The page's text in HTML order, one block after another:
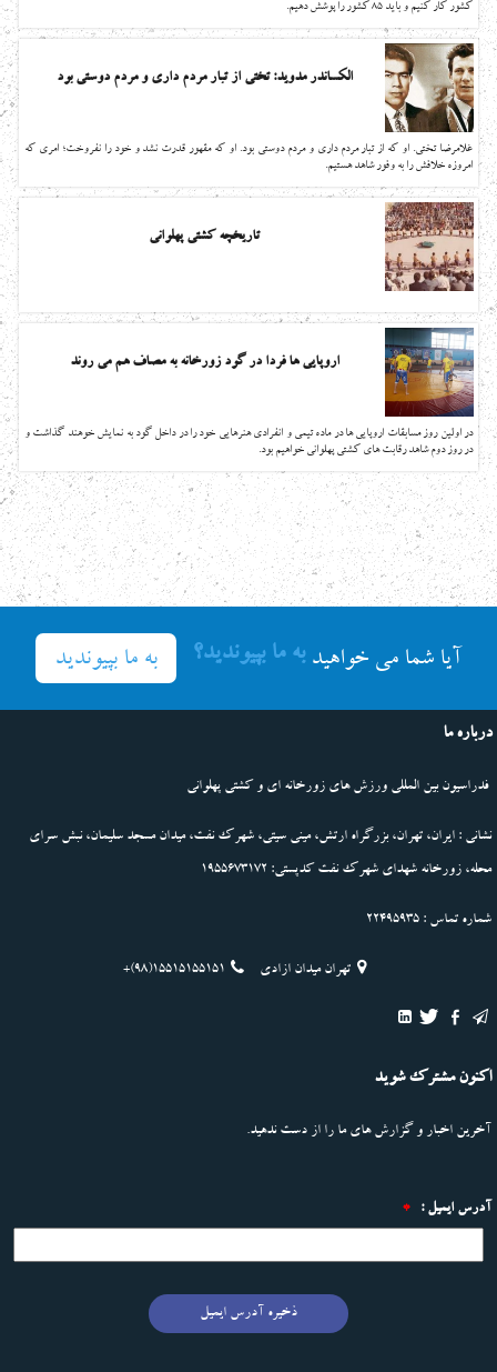
کشور کار کنیم و باید 85 کشور را پوشش دهیم.
الکساندر مدوید: تختی از تبار مردم داری و مردم دوستی بود
غلامرضا تختی. او که از تبار مردم داری و مردم دوستی بود. او که مقهور قدرت نشد و خود را نفروخت؛ امری که
امروزه خلافش را به وفور شاهد هستیم.
تاریخچه کشتی پهلوانی
اروپایی ها فردا در گود زورخانه به مصاف هم می روند
در اولین روز مسابقات اروپایی ها در ماده تیمی و انفرادی هنرهایی خود را در داخل گود به نمایش خوهند گذاشت و
در روز دوم شاهد رقابت های کشتی پهلوانی خواهیم بود.
آیا شما می خواهیدبه ما بپیوندید؟ به ما بپیوندید
درباره ما
فدراسیون بین المللی ورزش های زورخانه ای و کشتی پهلوانی
نشانی : ایران، تهران، بزرگراه ارتش، مینی سیتی، شهرک نفت، میدان مسجد سلیمان، نبش سرای
محله، زورخانه شهدای شهرک نفت کدپستی: 1955673172
شماره تماس : 22495935
تهران میدان ازادی +(98)15515155151
اکنون مشترک شوید
آخرین اخبار و گزارش های ما را از دست ندهید.
آدرس ایمیل : *
ذخیره آدرس ایمیل